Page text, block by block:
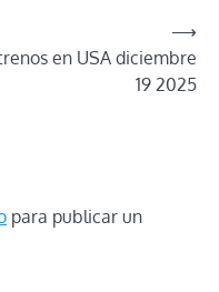
en USA diciembre
19 2025
⟶
para publicar un